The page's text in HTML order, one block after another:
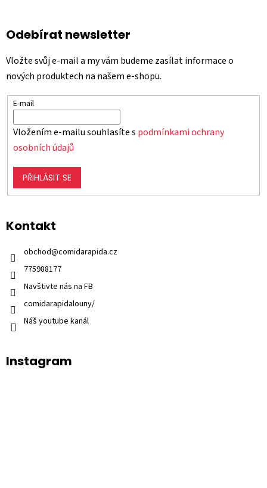
Odebírat newsletter
Vložte svůj e-mail a my vám budeme zasílat informace o
nových produktech na našem e-shopu.
E-mail
Vložením e-mailu souhlasíte s podmínkami ochrany
osobních údajů
PŘIHLÁSIT SE
Kontakt
obchod@comidarapida.cz
775988177
Navštivte nás na FB
comidarapidalouny/
Náš youtube kanál
Instagram